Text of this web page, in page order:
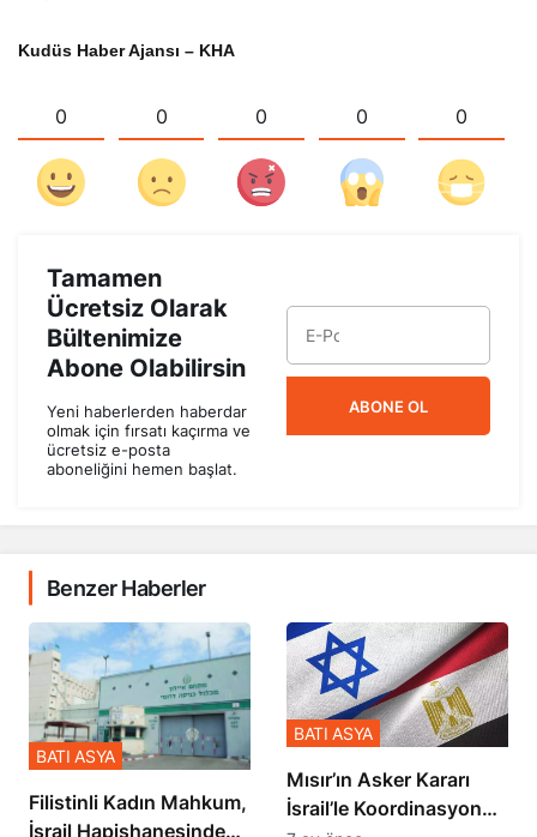
Kudüs Haber Ajansı – KHA
0 0 0 0 0
Tamamen
Ücretsiz Olarak
Bültenimize
Abone Olabilirsin
Yeni haberlerden haberdar
olmak için fırsatı kaçırma ve
ücretsiz e-posta
aboneliğini hemen başlat.
ABONE OL
Benzer Haberler
Filistinli Kadın Mahkum,
İsrail Hapishanesindeki
BATI ASYA
Mısır’ın Asker Kararı
İsrail’le Koordinasyon
BATI ASYA